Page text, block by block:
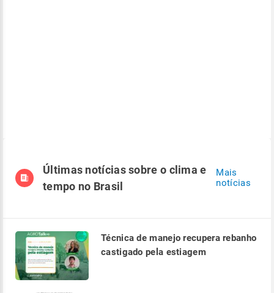
Últimas notícias sobre o clima e
tempo no Brasil
Mais
notícias
Técnica de manejo recupera rebanho
castigado pela estiagem